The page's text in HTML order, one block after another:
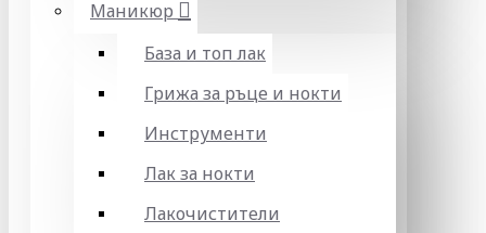
Маникюр
База и топ лак
Грижа за ръце и нокти
Инструменти
Лак за нокти
Лакочистители